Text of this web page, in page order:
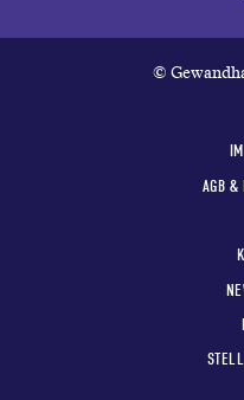
©
AGB &